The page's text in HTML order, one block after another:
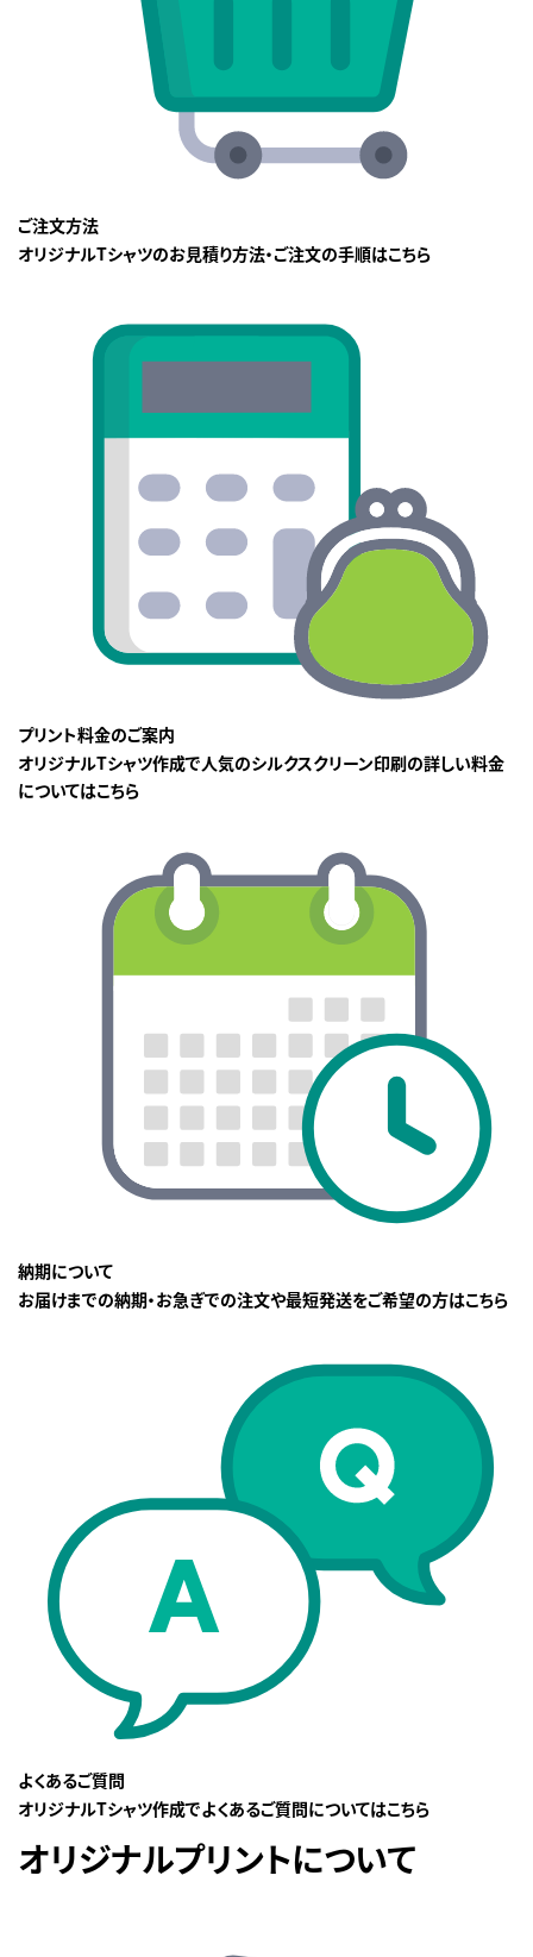
ご注文方法
オリジナルTシャツのお見積り方法・ご注文の手順はこちら
プリント料金のご案内
オリジナルTシャツ作成で人気のシルクスクリーン印刷の詳しい料金
についてはこちら
納期について
お届けまでの納期・お急ぎでの注文や最短発送をご希望の方はこちら
よくあるご質問
オリジナルTシャツ作成でよくあるご質問についてはこちら
オリジナルプリントについて